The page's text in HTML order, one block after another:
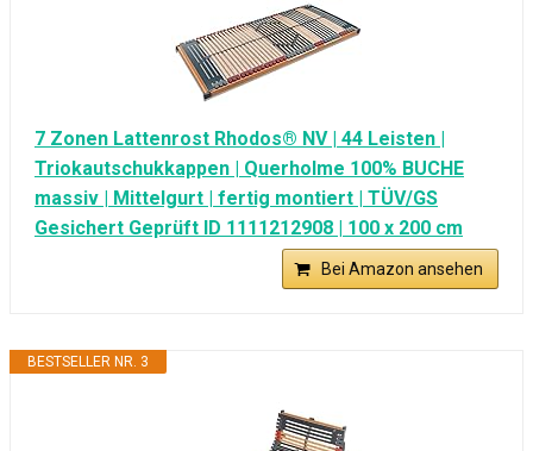
7 Zonen Lattenrost Rhodos® NV | 44 Leisten |
Triokautschukkappen | Querholme 100% BUCHE
massiv | Mittelgurt | fertig montiert | TÜV/GS
Gesichert Geprüft ID 1111212908 | 100 x 200 cm
Bei Amazon ansehen
BESTSELLER NR. 3